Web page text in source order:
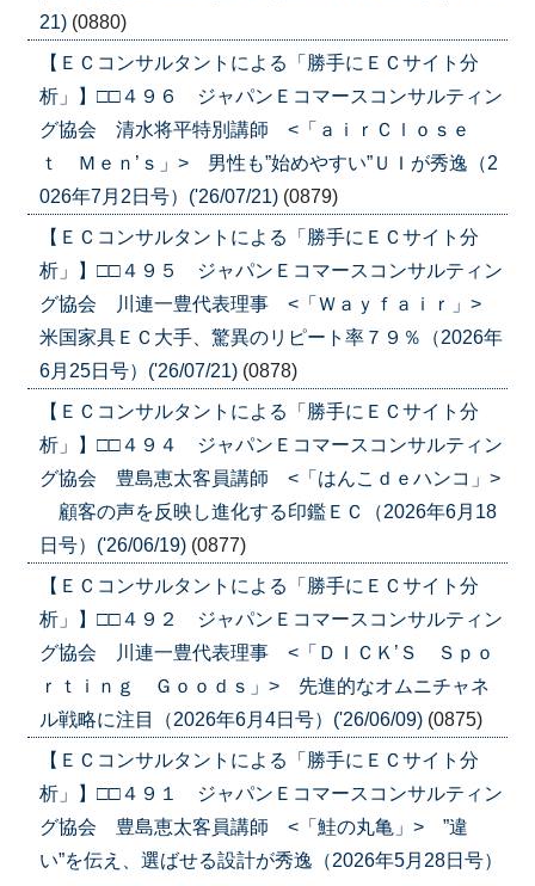
21) (0880)
【ＥＣコンサルタントによる「勝手にＥＣサイト分
析」】□□４９６ ジャパンＥコマースコンサルティン
グ協会 清水将平特別講師 <「ａｉｒＣｌｏｓｅ
ｔ Ｍｅｎ’ｓ」> 男性も”始めやすい”ＵＩが秀逸（2
026年7月2日号）('26/07/21) (0879)
【ＥＣコンサルタントによる「勝手にＥＣサイト分
析」】□□４９５ ジャパンＥコマースコンサルティン
グ協会 川連一豊代表理事 <「Ｗａｙｆａｉｒ」>
米国家具ＥＣ大手、驚異のリピート率７９％（2026年
6月25日号）('26/07/21) (0878)
【ＥＣコンサルタントによる「勝手にＥＣサイト分
析」】□□４９４ ジャパンＥコマースコンサルティン
グ協会 豊島恵太客員講師 <「はんこｄｅハンコ」>
顧客の声を反映し進化する印鑑ＥＣ（2026年6月18
日号）('26/06/19) (0877)
【ＥＣコンサルタントによる「勝手にＥＣサイト分
析」】□□４９２ ジャパンＥコマースコンサルティン
グ協会 川連一豊代表理事 <「ＤＩＣＫ’Ｓ Ｓｐｏ
ｒｔｉｎｇ Ｇｏｏｄｓ」> 先進的なオムニチャネ
ル戦略に注目（2026年6月4日号）('26/06/09) (0875)
【ＥＣコンサルタントによる「勝手にＥＣサイト分
析」】□□４９１ ジャパンＥコマースコンサルティン
グ協会 豊島恵太客員講師 <「鮭の丸亀」> ”違
い”を伝え、選ばせる設計が秀逸（2026年5月28日号）